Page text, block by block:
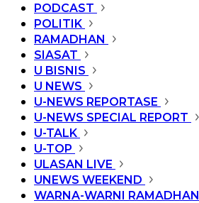
PODCAST
POLITIK
RAMADHAN
SIASAT
U BISNIS
U NEWS
U-NEWS REPORTASE
U-NEWS SPECIAL REPORT
U-TALK
U-TOP
ULASAN LIVE
UNEWS WEEKEND
WARNA-WARNI RAMADHAN